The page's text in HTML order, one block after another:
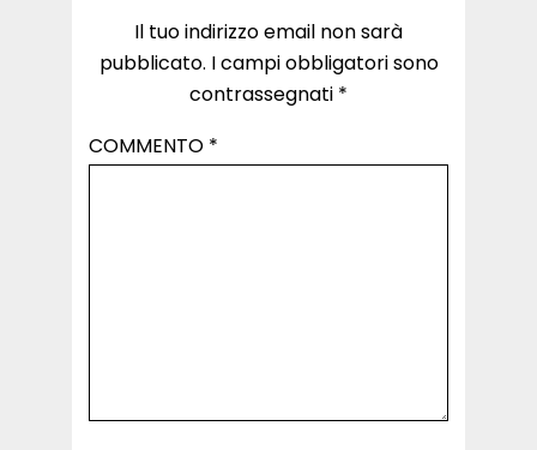
Il tuo indirizzo email non sarà
pubblicato. I campi obbligatori sono
contrassegnati *
COMMENTO *